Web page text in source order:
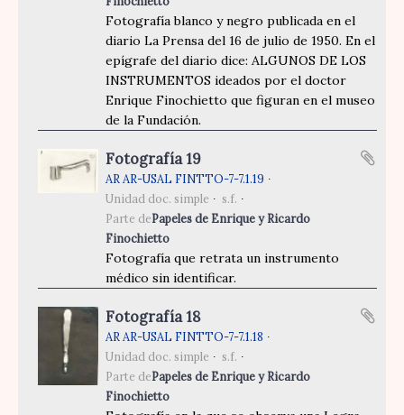
Fotografía blanco y negro publicada en el
diario La Prensa del 16 de julio de 1950. En el
epígrafe del diario dice: ALGUNOS DE LOS
INSTRUMENTOS ideados por el doctor
Enrique Finochietto que figuran en el museo
de la Fundación.
Fotografía 19
AR AR-USAL FINTTO-7-7.1.19
Unidad doc. simple
s.f.
Parte dePapeles de Enrique y Ricardo
Finochietto
Fotografía que retrata un instrumento
médico sin identificar.
Fotografía 18
AR AR-USAL FINTTO-7-7.1.18
Unidad doc. simple
s.f.
Parte dePapeles de Enrique y Ricardo
Finochietto